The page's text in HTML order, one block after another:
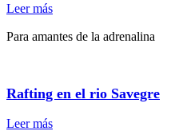
Leer más
Para amantes de la adrenalina
Rafting en el rio Savegre
Leer más